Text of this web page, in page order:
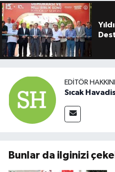
EDITÖR
Sıcak
Bunlar da ilginizi